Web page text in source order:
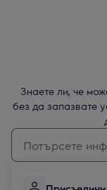
Знаете ли, че
без да запазвате
Въведете текст за да